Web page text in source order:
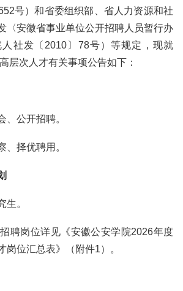
号）和省委组织部、省人力资源和社
〈安徽省事业单位公开招聘人员暂行办
社发〔2010〕78号）等规定，现就
层次人才有关事项公告如下：
、公开招聘。
、择优聘用。
生。
聘岗位详见《安徽公安学院2026年度
岗位汇总表》（附件1）。